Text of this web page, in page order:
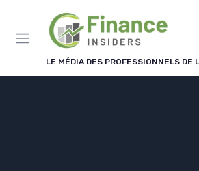
LE MÉDIA DES PROFESSIONNELS DE